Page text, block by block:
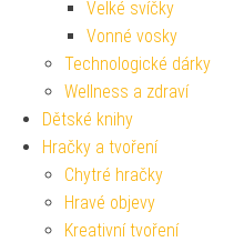
Velké svíčky
Vonné vosky
Technologické dárky
Wellness a zdraví
Dětské knihy
Hračky a tvoření
Chytré hračky
Hravé objevy
Kreativní tvoření